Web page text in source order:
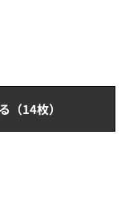
（14枚）